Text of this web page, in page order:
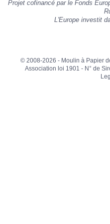
Projet cofinancé par le Fonds
L'Europe investit
© 2008-2026 - Moulin à Papier
Association loi 1901 - N° de